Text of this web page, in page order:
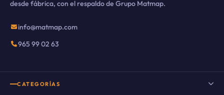
desde fábrica, con el respaldo de Grupo Matmap.
info@matmap.com
965 99 02 63
CATEGORÍAS